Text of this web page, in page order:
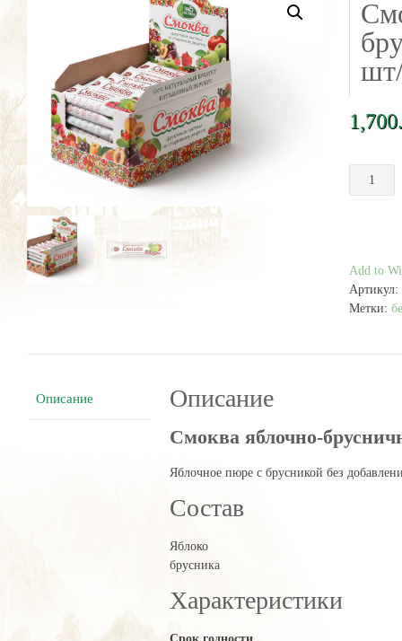
товара
блок
30
шт/
Add to
Артикул:
Метки:
Описание Описание
Смоква яблочно-
Яблочное пюре с брусникой без
Состав
Яблоко
брусника
Характеристики